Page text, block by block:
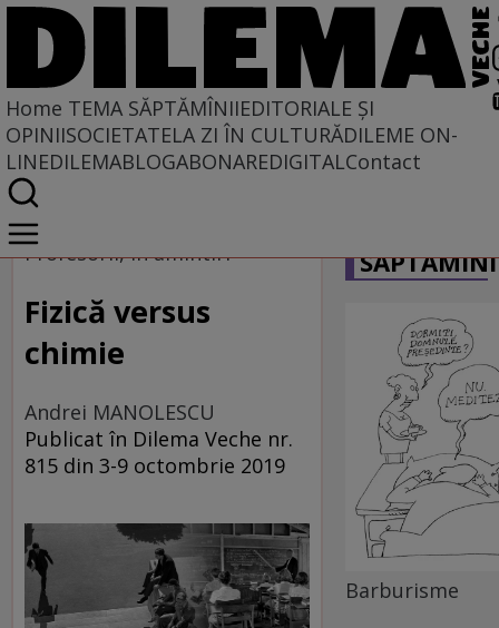
Home TEMA SĂPTĂMÎNIIEDITORIALE ȘI
OPINIISOCIETATELA ZI ÎN CULTURĂDILEME ON-
LINEDILEMABLOGABONAREDIGITALContact
Home
Tema săptămînii
Profesorii, în amintiri
Fizică versus
chimie
Andrei MANOLESCU
Publicat în Dilema Veche nr.
815 din 3-9 octombrie 2019
Barburisme